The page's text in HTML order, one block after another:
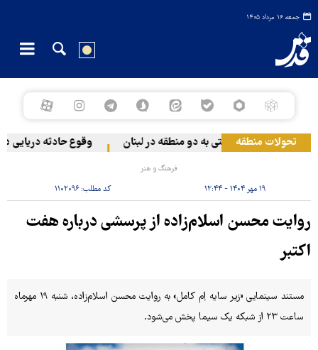
جمعه ۱۶ مرداد ۱۴۰۵
تحولات منطقه
حمله رژیم صهیونیستی به دو منطقه در لبنان وقوع حادثه دریایی
فرهنگ و هنر
۱۹ مهر ۱۴۰۴ - ۱۲:۴۴ کد مطلب: ۱۱۰۲۰۹۶
روایت محسن اسلام‌زاده از پرسشی درباره هفت
اکتبر
مستند سینمایی «زیر سایه اِم کامل» به روایت محسن اسلام‌زاده، شنبه ۱۹ مهرماه
ساعت ۲۳ از شبکه یک سیما پخش می‌شود.